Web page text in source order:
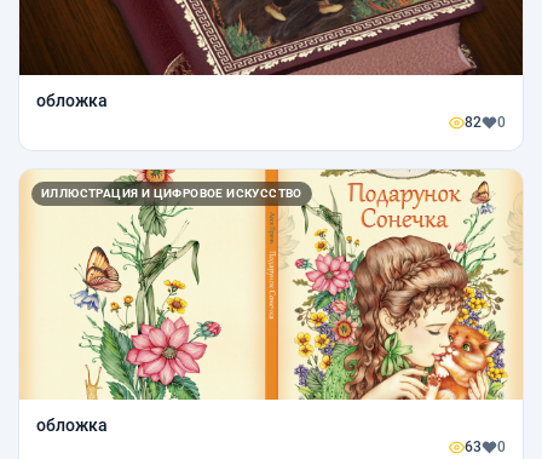
обложка
82 0
ИЛЛЮСТРАЦИЯ И ЦИФРОВОЕ ИСКУССТВО
обложка
63 0